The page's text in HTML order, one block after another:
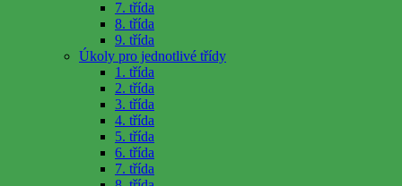
7. třída
8. třída
9. třída
Úkoly pro jednotlivé třídy
1. třída
2. třída
3. třída
4. třída
5. třída
6. třída
7. třída